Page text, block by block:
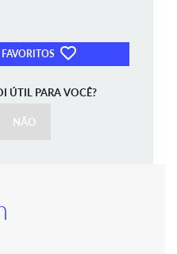
ÚTIL PARA VOCÊ?
NÃO